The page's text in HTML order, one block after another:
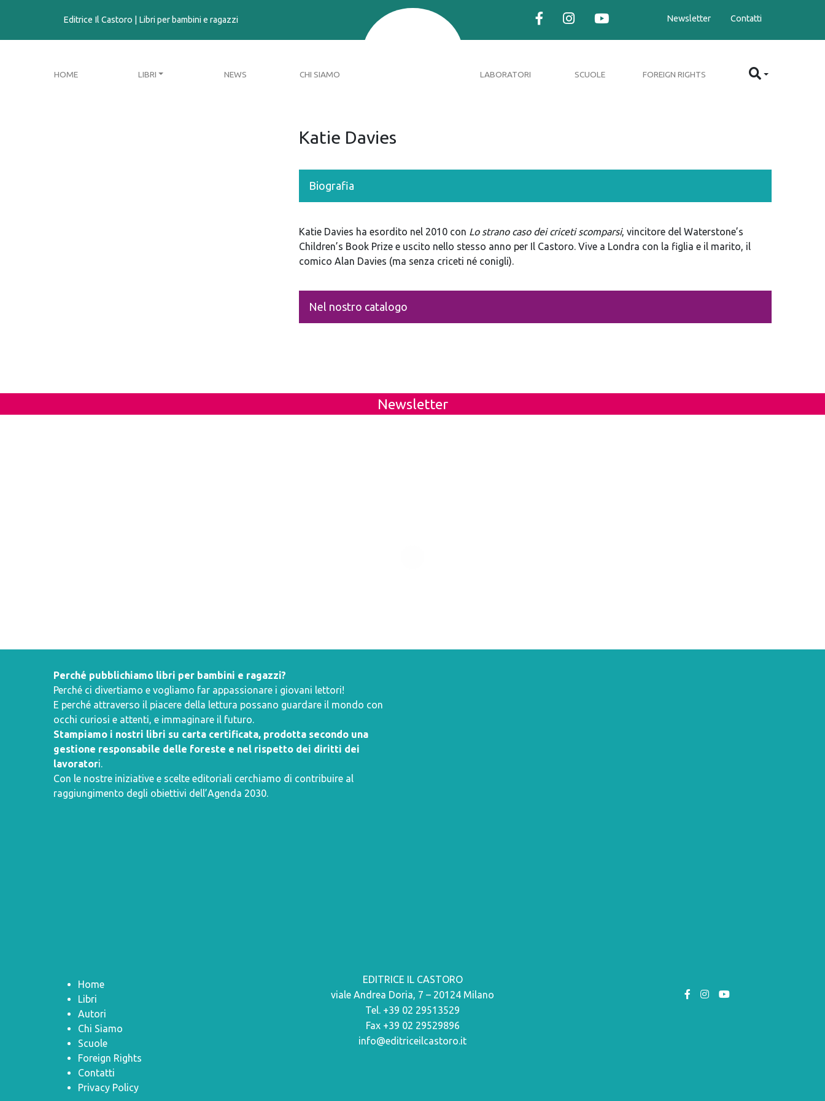
Editrice Il Castoro | Libri per bambini e ragazzi Newsletter Contatti
HOME LIBRI NEWS CHI SIAMO LABORATORI SCUOLE FOREIGN RIGHTS
Katie Davies
Biografia
Katie Davies ha esordito nel 2010 con Lo strano caso dei criceti scomparsi, vincitore del Waterstone’s
Children’s Book Prize e uscito nello stesso anno per Il Castoro. Vive a Londra con la figlia e il marito, il
comico Alan Davies (ma senza criceti né conigli).
Nel nostro catalogo
Newsletter
Perché pubblichiamo libri per bambini e ragazzi?
Perché ci divertiamo e vogliamo far appassionare i giovani lettori!
E perché attraverso il piacere della lettura possano guardare il mondo con
occhi curiosi e attenti, e immaginare il futuro.
Stampiamo i nostri libri su carta certificata, prodotta secondo una
gestione responsabile delle foreste e nel rispetto dei diritti dei
lavoratori.
Con le nostre iniziative e scelte editoriali cerchiamo di contribuire al
raggiungimento degli obiettivi dell’Agenda 2030.
Home
Libri
Autori
Chi Siamo
Scuole
Foreign Rights
Contatti
Privacy Policy
EDITRICE IL CASTORO
viale Andrea Doria, 7 – 20124 Milano
Tel. +39 02 29513529
Fax +39 02 29529896
info@editriceilcastoro.it